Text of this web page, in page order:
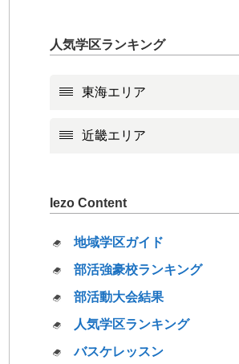
人気学区ランキング
東海エリア
近畿エリア
Iezo Content
地域学区ガイド
部活強豪校ランキング
部活動大会結果
人気学区ランキング
バスケレッスン